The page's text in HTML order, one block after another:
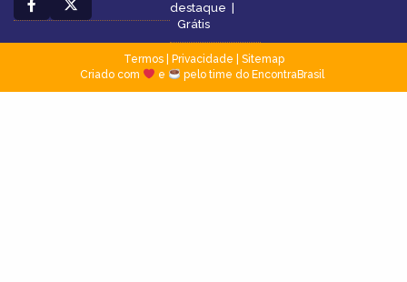
destaque
Grátis
Termos| Privacidade
Sitemap
Criado com
e pelo time do EncontraBrasil